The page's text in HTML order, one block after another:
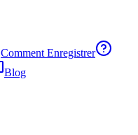
Comment Enregistrer
Blog